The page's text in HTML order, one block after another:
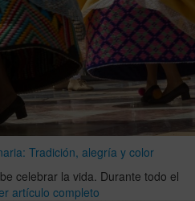
Tradición, alegría y color
celebrar la vida. Durante todo el
artículo completo